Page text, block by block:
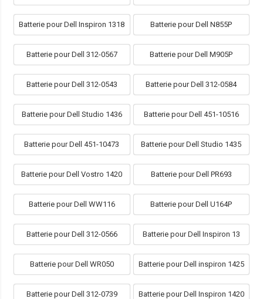
Batterie pour Dell Inspiron 1318 Batterie pour Dell N855P
Batterie pour Dell 312-0567 Batterie pour Dell M905P
Batterie pour Dell 312-0543 Batterie pour Dell 312-0584
Batterie pour Dell Studio 1436 Batterie pour Dell 451-10516
Batterie pour Dell 451-10473 Batterie pour Dell Studio 1435
Batterie pour Dell Vostro 1420 Batterie pour Dell PR693
Batterie pour Dell WW116 Batterie pour Dell U164P
Batterie pour Dell 312-0566 Batterie pour Dell Inspiron 13
Batterie pour Dell WR050 Batterie pour Dell inspiron 1425
Batterie pour Dell 312-0739 Batterie pour Dell Inspiron 1420